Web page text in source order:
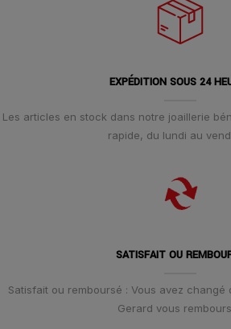
EXPÉDITION SOUS 24
Les articles en stock dans notre joaillerie
rapide, du lundi au
SATISFAIT OU
Satisfait ou remboursé : Vous avez changé
Gerard vous